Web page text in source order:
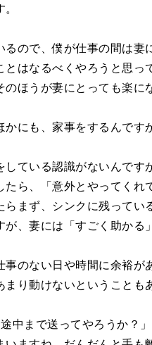
ので、僕が仕事の間は妻
はなるべくやろうと思
ほうが妻にとっても楽に
にも、家事をするんです
ている認識がないんです
ら、「意外とやってくれ
まず、シンクに残って
、妻には「すごく助かる
事のない日や時間に余裕が
り動けないということも
中まで送ってやろうか？